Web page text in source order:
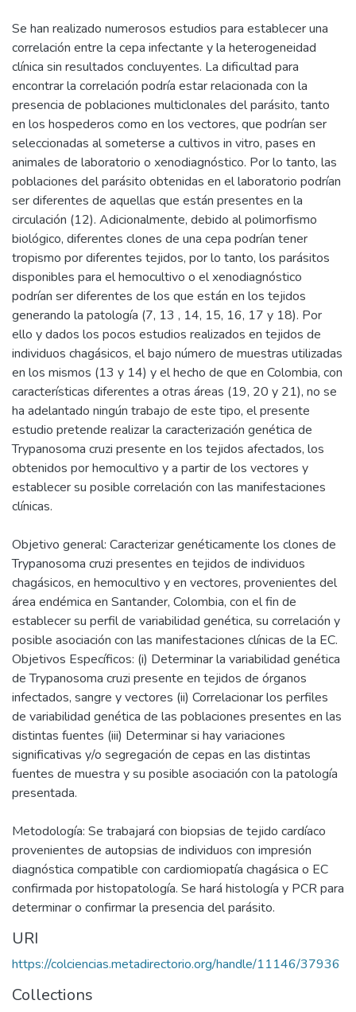
Se han realizado numerosos estudios para establecer una
correlación entre la cepa infectante y la heterogeneidad
clínica sin resultados concluyentes. La dificultad para
encontrar la correlación podría estar relacionada con la
presencia de poblaciones multiclonales del parásito, tanto
en los hospederos como en los vectores, que podrían ser
seleccionadas al someterse a cultivos in vitro, pases en
animales de laboratorio o xenodiagnóstico. Por lo tanto, las
poblaciones del parásito obtenidas en el laboratorio podrían
ser diferentes de aquellas que están presentes en la
circulación (12). Adicionalmente, debido al polimorfismo
biológico, diferentes clones de una cepa podrían tener
tropismo por diferentes tejidos, por lo tanto, los parásitos
disponibles para el hemocultivo o el xenodiagnóstico
podrían ser diferentes de los que están en los tejidos
generando la patología (7, 13 , 14, 15, 16, 17 y 18). Por
ello y dados los pocos estudios realizados en tejidos de
individuos chagásicos, el bajo número de muestras utilizadas
en los mismos (13 y 14) y el hecho de que en Colombia, con
características diferentes a otras áreas (19, 20 y 21), no se
ha adelantado ningún trabajo de este tipo, el presente
estudio pretende realizar la caracterización genética de
Trypanosoma cruzi presente en los tejidos afectados, los
obtenidos por hemocultivo y a partir de los vectores y
establecer su posible correlación con las manifestaciones
clínicas.
Objetivo general: Caracterizar genéticamente los clones de
Trypanosoma cruzi presentes en tejidos de individuos
chagásicos, en hemocultivo y en vectores, provenientes del
área endémica en Santander, Colombia, con el fin de
establecer su perfil de variabilidad genética, su correlación y
posible asociación con las manifestaciones clínicas de la EC.
Objetivos Específicos: (i) Determinar la variabilidad genética
de Trypanosoma cruzi presente en tejidos de órganos
infectados, sangre y vectores (ii) Correlacionar los perfiles
de variabilidad genética de las poblaciones presentes en las
distintas fuentes (iii) Determinar si hay variaciones
significativas y/o segregación de cepas en las distintas
fuentes de muestra y su posible asociación con la patología
presentada.
Metodología: Se trabajará con biopsias de tejido cardíaco
provenientes de autopsias de individuos con impresión
diagnóstica compatible con cardiomiopatía chagásica o EC
confirmada por histopatología. Se hará histología y PCR para
determinar o confirmar la presencia del parásito.
URI
https://colciencias.metadirectorio.org/handle/11146/37936
Collections